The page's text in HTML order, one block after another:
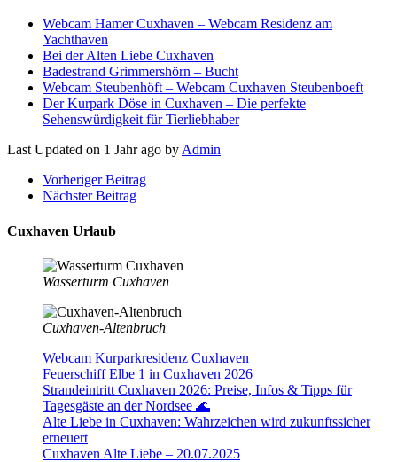
Webcam Hamer Cuxhaven – Webcam Residenz am
Yachthaven
Bei der Alten Liebe Cuxhaven
Badestrand Grimmershörn – Bucht
Webcam Steubenhöft – Webcam Cuxhaven Steubenboeft
Der Kurpark Döse in Cuxhaven – Die perfekte
Sehenswürdigkeit für Tierliebhaber
Last Updated on 1 Jahr ago by Admin
Vorheriger Beitrag
Nächster Beitrag
Cuxhaven Urlaub
Wasserturm Cuxhaven
Cuxhaven-Altenbruch
Webcam Kurparkresidenz Cuxhaven
Feuerschiff Elbe 1 in Cuxhaven 2026
Strandeintritt Cuxhaven 2026: Preise, Infos & Tipps für
Tagesgäste an der Nordsee 🌊
Alte Liebe in Cuxhaven: Wahrzeichen wird zukunftssicher
erneuert
Cuxhaven Alte Liebe – 20.07.2025